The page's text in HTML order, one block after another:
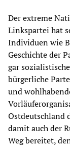
Der extreme
Linkspartei hat
Individuen wie
Geschichte der
gar
bürgerliche
und
Ostdeutschland
damit auch der
Weg bereitet,